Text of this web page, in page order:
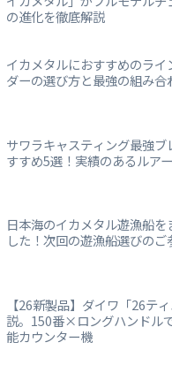
の進化を徹底解説
イカメタルにおすすめのライ
ダーの選び方と最強の組み合
サワラキャスティング最強ブ
すすめ5選！実績のあるルア
日本海のイカメタル遊漁船を
した！次回の遊漁船選びのご
【26新製品】ダイワ「26テ
説。150番×ロングハンドル
能カウンター機